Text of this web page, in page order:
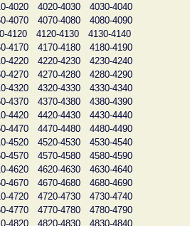
4020 4020-4030
4030-4040
4070 4070-4080
4080-4090
4120 4120-4130
4130-4140
4170 4170-4180
4180-4190
4220 4220-4230
4230-4240
4270 4270-4280
4280-4290
4320 4320-4330
4330-4340
4370 4370-4380
4380-4390
4420 4420-4430
4430-4440
4470 4470-4480
4480-4490
4520 4520-4530
4530-4540
4570 4570-4580
4580-4590
4620 4620-4630
4630-4640
4670 4670-4680
4680-4690
4720 4720-4730
4730-4740
4770 4770-4780
4780-4790
4820 4820-4830
4830-4840